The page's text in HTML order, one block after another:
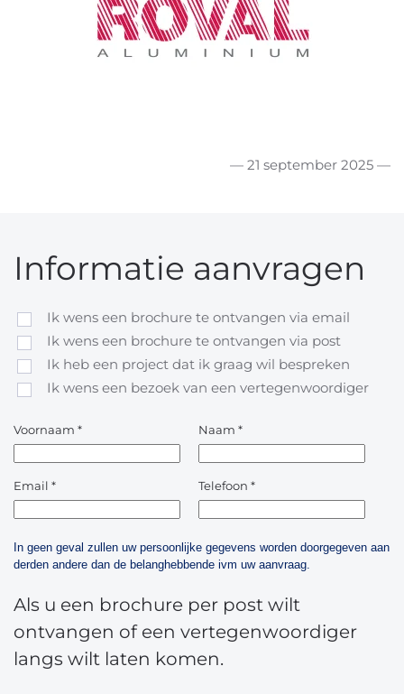
— 21 september 2025 —
Informatie aanvragen
Ik wens een brochure te ontvangen via email
Ik wens een brochure te ontvangen via post
Ik heb een project dat ik graag wil bespreken
Ik wens een bezoek van een vertegenwoordiger
Voornaam * Naam *
Email * Telefoon *
In geen geval zullen uw persoonlijke gegevens worden doorgegeven aan
derden andere dan de belanghebbende ivm uw aanvraag.
Als u een brochure per post wilt
ontvangen of een vertegenwoordiger
langs wilt laten komen.